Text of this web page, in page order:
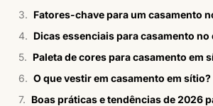
Fatores-chave para um casamento
Dicas essenciais para casamento
Paleta de cores para casamento em
O que vestir em casamento em sítio?